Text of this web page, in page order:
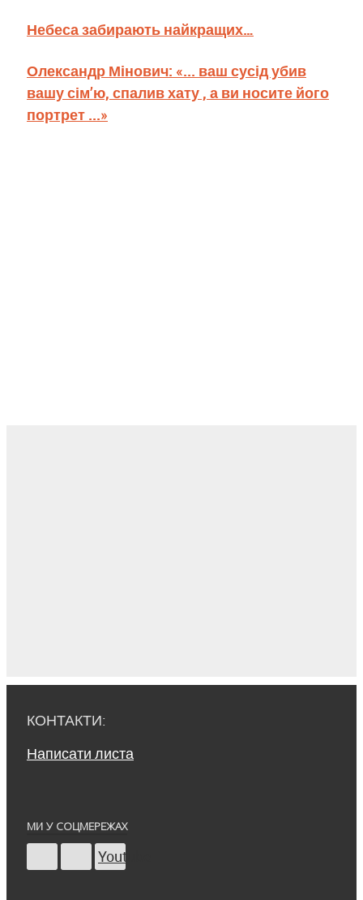
Небеса забирають найкращих…
Олександр Мінович: «... ваш сусід убив
вашу сім’ю, спалив хату , а ви носите його
портрет ...»
КОНТАКТИ:
Написати листа
МИ У СОЦМЕРЕЖАХ
Youtube